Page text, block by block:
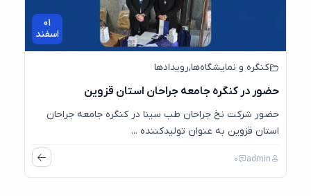
01
اسفند
کنگره و نمایشگاه‌ها,رویدادها
حضور در کنگره جامعه جراحان استان قزوین
حضور شرکت نخ جراحان طب سینا در کنگره جامعه جراحان
استان قزوین به عنوان تولیدکننده ...
admin
0